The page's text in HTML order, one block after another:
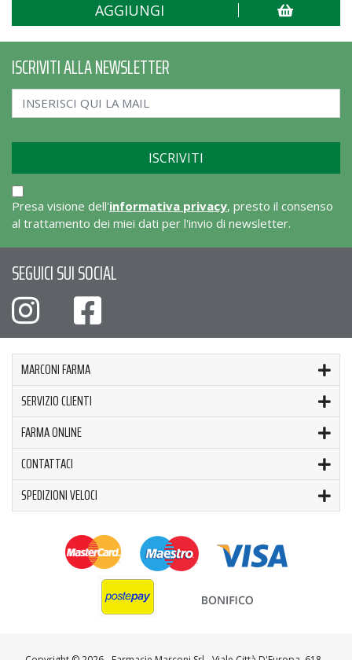
AGGIUNGI
ISCRIVITI ALLA NEWSLETTER
Presa visione dell'informativa privacy, presto il consenso
al trattamento dei miei dati per l'invio di newsletter.
SEGUICI SUI SOCIAL
MARCONI FARMA
SERVIZIO CLIENTI
FARMA ONLINE
CONTATTACI
SPEDIZIONI VELOCI